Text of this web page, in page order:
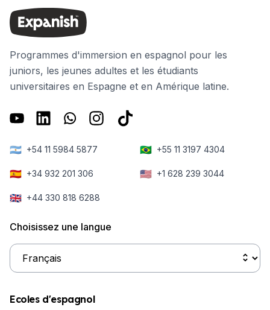
Programmes d'immersion en espagnol pour les
juniors, les jeunes adultes et les étudiants
universitaires en Espagne et en Amérique latine.
🇦🇷 +54 11 5984 5877 🇧🇷 +55 11 3197 4304
🇪🇸 +34 932 201 306 🇺🇸 +1 628 239 3044
🇬🇧 +44 330 818 6288
Choisissez une langue
Ecoles d'espagnol